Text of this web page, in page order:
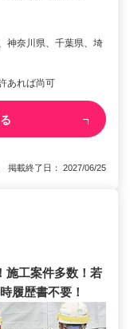
神奈川県、千葉県、埼
あれば尚可
掲載終了日： 2027/06/25
施工案件多数！若
履歴書不要！